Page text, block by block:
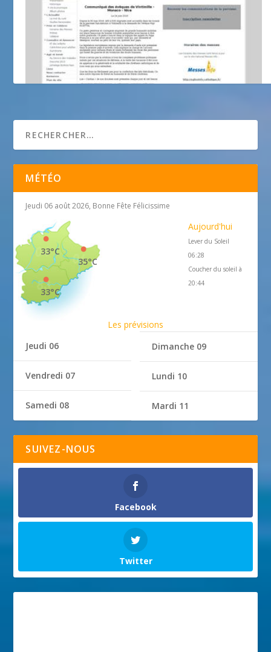
MÉTÉO
Jeudi 06 août 2026, Bonne Fête Félicissime
35°C
33°C
33°C
Aujourd'hui
Lever du Soleil
06:28
Coucher du soleil à
20:44
Les prévisions
Jeudi 06
Vendredi 07
Samedi 08
Dimanche 09
Lundi 10
Mardi 11
SUIVEZ-NOUS
Facebook
Twitter